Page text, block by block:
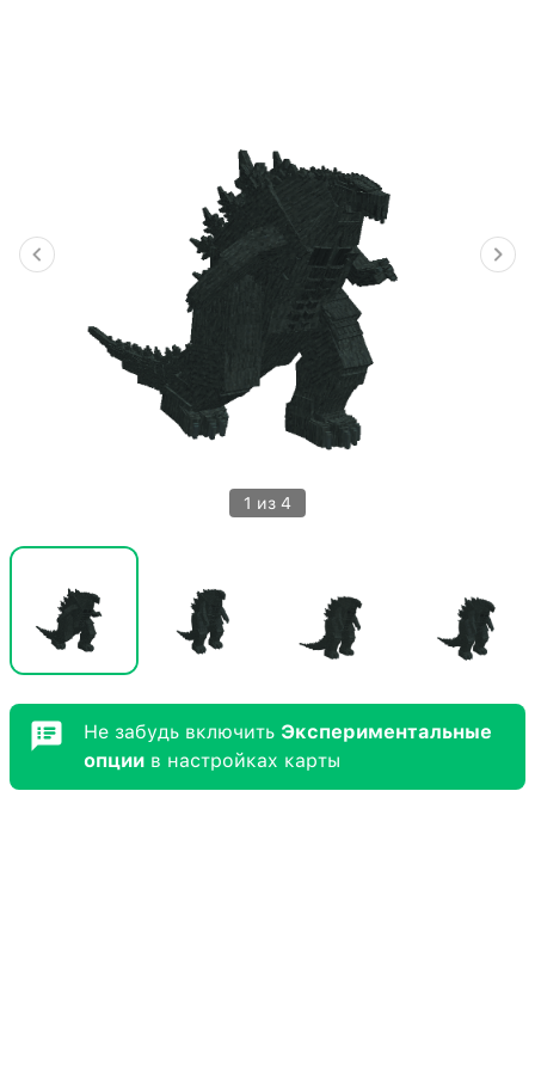
1 из 4
Не забудь включить Экспериментальные
опции в настройках карты